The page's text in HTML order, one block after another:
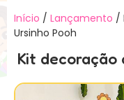
Início / Lançamento /
Ursinho Pooh
Kit decoração